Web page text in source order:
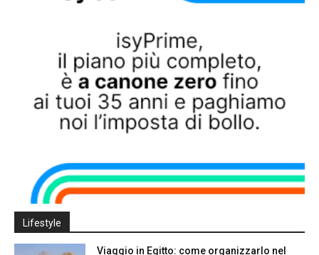
Lifestyle
Viaggio in Egitto: come organizzarlo nel